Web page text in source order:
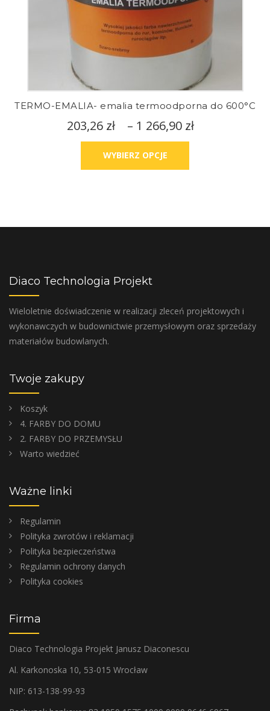
TERMO-EMALIA- emalia termoodporna do 600°C
203,26 zł – 1 266,90 zł
WYBIERZ OPCJE
Diaco Technologia Projekt
Wieloletnie doświadczenie w realizacji zleceń projektowych i
wykonawczych w budownictwie przemysłowym oraz sprzedaży
materiałów budowlanych.
Twoje zakupy
Koszyk
4. FARBY DO DOMU
2. FARBY DO PRZEMYSŁU
Warto wiedzieć
Ważne linki
Regulamin
Polityka zwrotów i reklamacji
Polityka bezpieczeństwa
Regulamin ochrony danych
Polityka cookies
Firma
Diaco Technologia Projekt Janusz Diaconescu
Al. Karkonoska 10, 53-015 Wrocław
NIP: 613-138-99-93